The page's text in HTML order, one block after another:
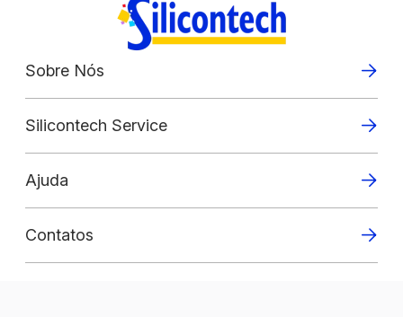
Sobre Nós
Silicontech Service
Ajuda
Contatos